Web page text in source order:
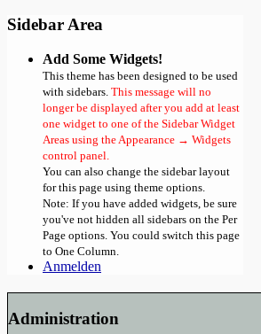
Sidebar Area
Add Some Widgets!
This theme has been designed to be used
with sidebars. This message will no
longer be displayed after you add at least
one widget to one of the Sidebar Widget
Areas using the Appearance → Widgets
control panel.
You can also change the sidebar layout
for this page using theme options.
Note: If you have added widgets, be sure
you've not hidden all sidebars on the Per
Page options. You could switch this page
to One Column.
Anmelden
Administration